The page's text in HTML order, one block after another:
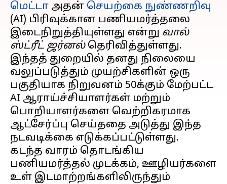
மெட்டா அதன் செயற்கை நுண்ணறிவு
(AI) பிரிவுக்கான பணியமர்த்தலை
இடைநிறுத்தியுள்ளது என்று வால்
ஸ்ட்ரீட் ஜர்னல்தெரிவித்துள்ளது.
இந்தத் துறையில் தனது நிலையை
வலுப்படுத்தும் முயற்சிகளின் ஒரு
பகுதியாக நிறுவனம் 50க்கும் மேற்பட்ட
AI ஆராய்ச்சியாளர்கள் மற்றும்
பொறியாளர்களை வெற்றிகரமாக
ஆட்சேர்ப்பு செய்ததை அடுத்து இந்த
நடவடிக்கை எடுக்கப்பட்டுள்ளது.
கடந்த வாரம் தொடங்கிய
பணியமர்த்தல் முடக்கம், ஊழியர்களை
உள் இடமாற்றங்களிலிருந்தும்